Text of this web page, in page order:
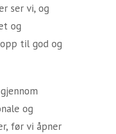
ser vi, og
og
til god og
og
før vi åpner